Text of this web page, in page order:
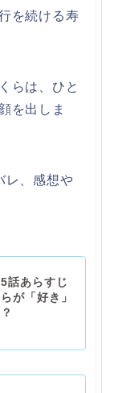
を続ける寿
らは、ひと
を出しま
レ、感想や
話あらすじ
が「好き」